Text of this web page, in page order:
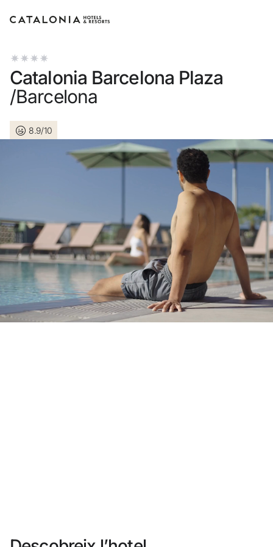
Inicia sessió al teu compte
Iniciar sessió
Has oblidat la teva contrasenya?
o utilitza una d'aquestes opcions
Entra amb Google
Inicia sessió només amb el mail
No t'has registrat encara ?
Crear-ne un compte
Catalonia Barcelona Plaza
/Barcelona
8.9/10